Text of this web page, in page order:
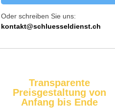
Oder schreiben Sie uns:
kontakt@schluesseldienst.ch
Transparente
Preisgestaltung von
Anfang bis Ende